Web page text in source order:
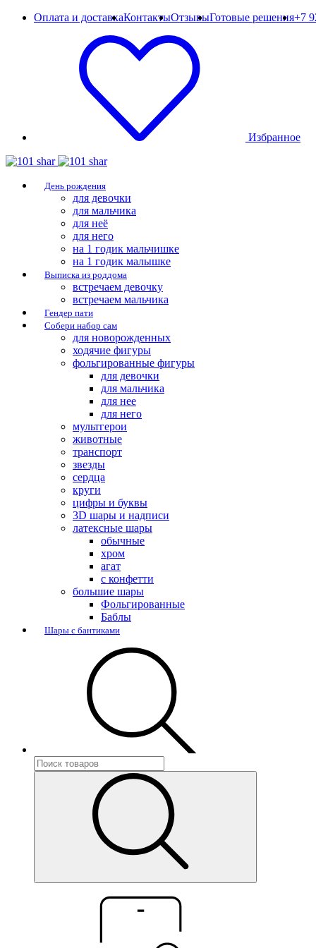
Оплата и доставкаКонтактыОтзывыГотовые решения+7
Избранное
День рождения
для девочки
для мальчика
для неё
для него
на 1 годик мальчишке
на 1 годик малышке
Выписка из роддома
встречаем девочку
встречаем мальчика
Гендер пати
Собери набор сам
для новорожденных
ходячие фигуры
фольгированные фигуры
для девочки
для мальчика
для нее
для него
мультгерои
животные
транспорт
звезды
сердца
круги
цифры и буквы
3D шары и надписи
латексные шары
обычные
хром
агат
с конфетти
большие шары
Фольгированные
Баблы
Шары с бантиками